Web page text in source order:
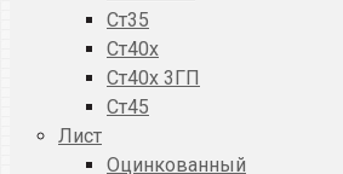
Ст35
Ст40х
Ст40х 3ГП
Ст45
Лист
Оцинкованный